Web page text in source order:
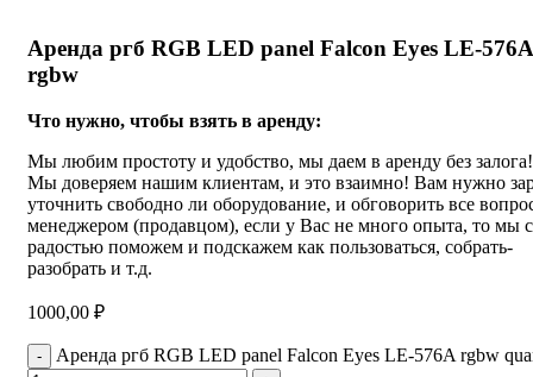
Аренда ргб RGB LED panel Falcon Eyes LE-576A
rgbw
Что нужно, чтобы взять в аренду:
Мы любим простоту и удобство, мы даем в аренду без
Мы доверяем нашим клиентам, и это взаимно! Вам нужно
уточнить свободно ли оборудование, и обговорить все
менеджером (продавцом), если у Вас не много опыта, то мы с
радостью поможем и подскажем как пользоваться, собрать-
разобрать и т.д.
1000,00 ₽
Аренда ргб RGB LED panel Falcon Eyes LE-576A rgbw